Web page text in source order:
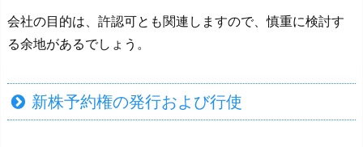
会社の目的は、許認可とも関連しますので、慎重に検討す
る余地があるでしょう。
新株予約権の発行および行使